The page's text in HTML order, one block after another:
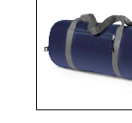
producto
tiene
múltiples